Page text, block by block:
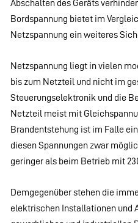
Abschalten des Geräts
Bordspannung bietet im
Netzspannung ein weiteres
Netzspannung liegt in vielen
bis zum Netzteil und nicht im
Steuerungselektronik und die
Netzteil meist mit
Brandentstehung ist im Falle
diesen Spannungen zwar
geringer als beim Betrieb mit
Demgegenüber stehen die
elektrischen Installationen und